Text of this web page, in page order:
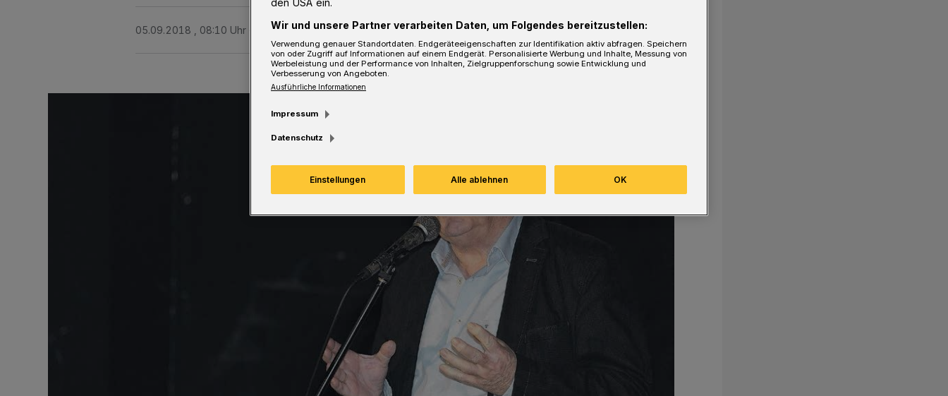
05.09.2018 , 08:10 Uhr 3 Minuten Lesezeit
den USA ein.
Wir und unsere Partner verarbeiten Daten, um Folgendes bereitzustellen:
Verwendung genauer Standortdaten. Endgeräteeigenschaften zur Identifikation aktiv abfragen. Speichern
von oder Zugriff auf Informationen auf einem Endgerät. Personalisierte Werbung und Inhalte, Messung von
Werbeleistung und der Performance von Inhalten, Zielgruppenforschung sowie Entwicklung und
Verbesserung von Angeboten.
Ausführliche Informationen
Impressum
Datenschutz
Einstellungen Alle ablehnen OK